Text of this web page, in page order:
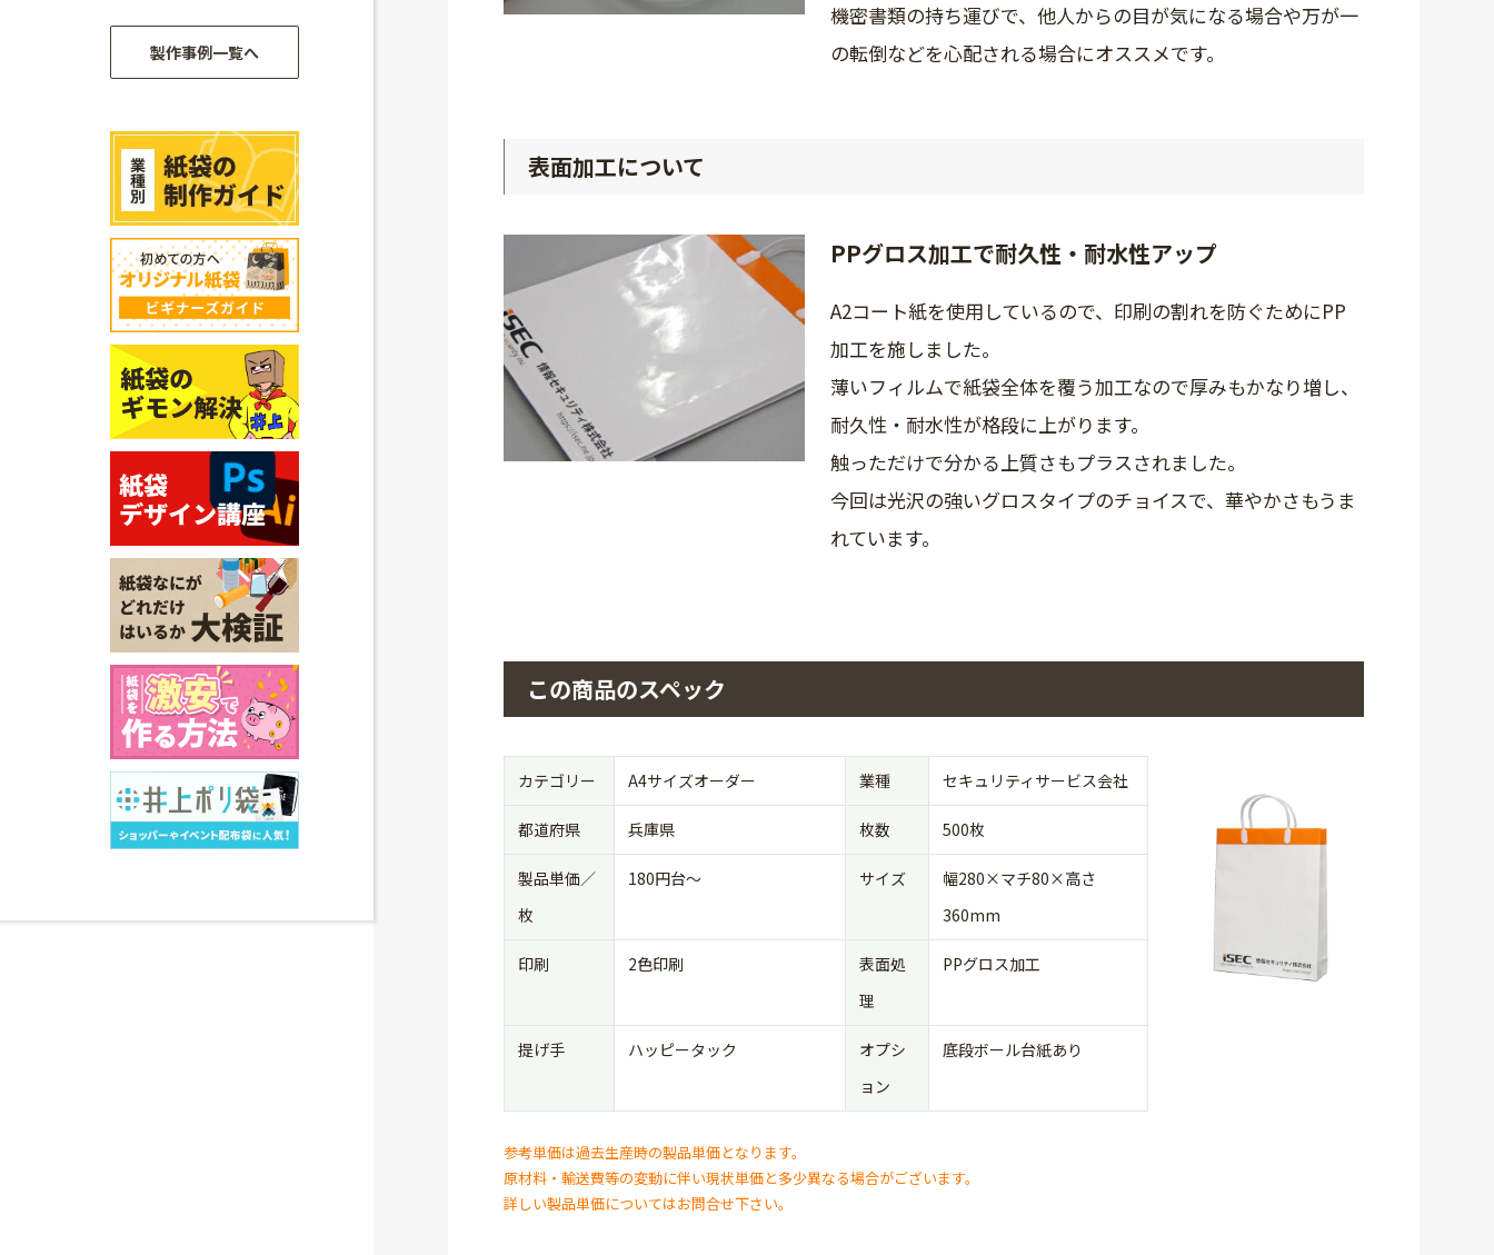
機密書類の持ち運びで、他人からの目が気になる場合や万が一
の転倒などを心配される場合にオススメです。
表面加工について
PPグロス加工で耐久性・耐水性アップ
A2コート紙を使用しているので、印刷の割れを防ぐためにPP
加工を施しました。
薄いフィルムで紙袋全体を覆う加工なので厚みもかなり増し、
耐久性・耐水性が格段に上がります。
触っただけで分かる上質さもプラスされました。
今回は光沢の強いグロスタイプのチョイスで、華やかさもうま
れています。
この商品のスペック
カテゴリー A4サイズオーダー 業種 セキュリティサービス会社
都道府県 兵庫県 枚数 500枚
製品単価／
枚
180円台〜 サイズ
幅280×マチ80×高さ
360mm
印刷 2色印刷
表面処
理
PPグロス加工
提げ手 ハッピータック
オプシ
ョン
底段ボール台紙あり
参考単価は過去生産時の製品単価となります。
原材料・輸送費等の変動に伴い現状単価と多少異なる場合がございます。
詳しい製品単価についてはお問合せ下さい。
製作事例一覧へ